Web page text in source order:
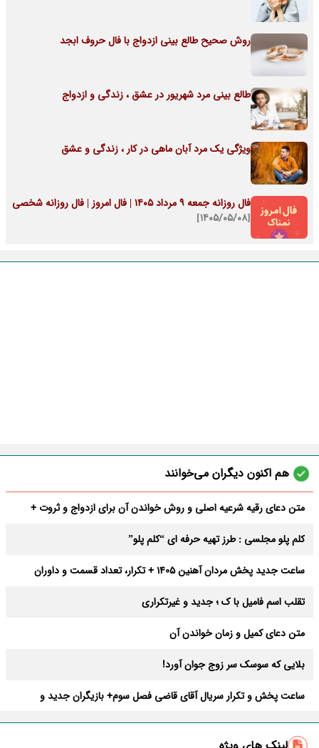
روش صحیح طالع بینی ازدواج با فال حروف ابجد
طالع بینی مرد شهریور در عشق ، زندگی و ازدواج
ویژگی یک مرد آبان ماهی در کار ، زندگی و عشق
فال روزانه جمعه ۹ مرداد ۱۴۰۵ | فال امروز | فال روزانه شخصی
[۱۴۰۵/۰۵/۰۸]
هم اکنون دیگران می‌خوانند
متن دعای رقیه شرعیه اصلی و روش خواندن آن برای ازدواج و ثروت +
کلم پلو مجلسی : طرز تهیه حرفه ای “کلم پلو”
ساعت جدید پخش مردان آهنین 1405 + تکرار، تعداد قسمت و داوران
تقلب اسم فامیل با ک ؛ جدید و غیرتکراری
متن دعای کمیل و زمان خواندن آن
بلایی که سوسک سر زوج جوان آورد!
ساعت پخش و تکرار سریال آقای قاضی فصل سوم+ بازیگران جدید و
طرز تهیه سالاد ماکارونی خانگی خوشمزه و لذیذ + آموزش تصویری